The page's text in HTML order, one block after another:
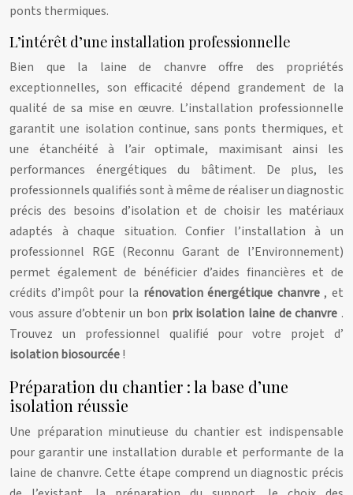
ponts thermiques.
L’intérêt d’une installation professionnelle
Bien que la laine de chanvre offre des propriétés
exceptionnelles, son efficacité dépend grandement de la
qualité de sa mise en œuvre. L’installation professionnelle
garantit une isolation continue, sans ponts thermiques, et
une étanchéité à l’air optimale, maximisant ainsi les
performances énergétiques du bâtiment. De plus, les
professionnels qualifiés sont à même de réaliser un diagnostic
précis des besoins d’isolation et de choisir les matériaux
adaptés à chaque situation. Confier l’installation à un
professionnel RGE (Reconnu Garant de l’Environnement)
permet également de bénéficier d’aides financières et de
crédits d’impôt pour la rénovation énergétique chanvre , et
vous assure d’obtenir un bon prix isolation laine de chanvre .
Trouvez un professionnel qualifié pour votre projet d’
isolation biosourcée!
Préparation du chantier : la base d’une
isolation réussie
Une préparation minutieuse du chantier est indispensable
pour garantir une installation durable et performante de la
laine de chanvre. Cette étape comprend un diagnostic précis